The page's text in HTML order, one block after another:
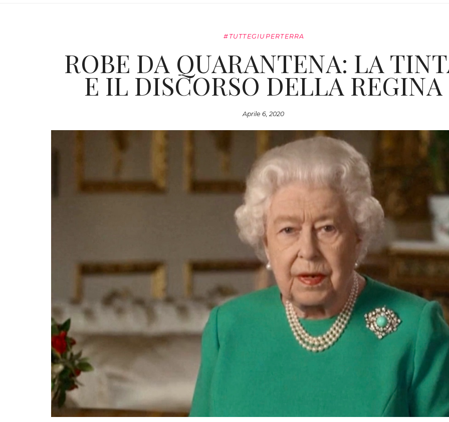
#TUTTEGIUPERTERRA
ROBE DA QUARANTENA: LA
E IL DISCORSO DELLA REGINA
Aprile 6, 2020